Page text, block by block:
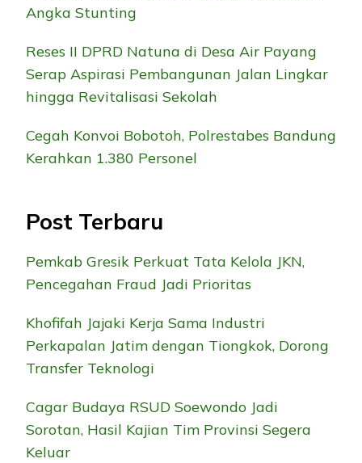
Angka Stunting
Reses II DPRD Natuna di Desa Air Payang
Serap Aspirasi Pembangunan Jalan Lingkar
hingga Revitalisasi Sekolah
Cegah Konvoi Bobotoh, Polrestabes Bandung
Kerahkan 1.380 Personel
Post Terbaru
Pemkab Gresik Perkuat Tata Kelola JKN,
Pencegahan Fraud Jadi Prioritas
Khofifah Jajaki Kerja Sama Industri
Perkapalan Jatim dengan Tiongkok, Dorong
Transfer Teknologi
Cagar Budaya RSUD Soewondo Jadi
Sorotan, Hasil Kajian Tim Provinsi Segera
Keluar